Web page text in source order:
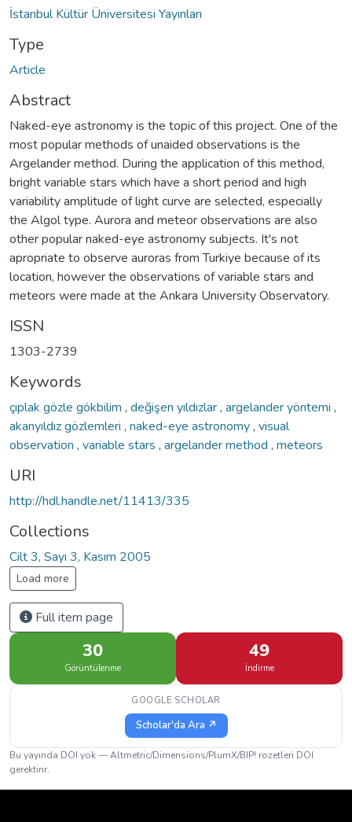
İstanbul Kültür Üniversitesi Yayınları
Type
Article
Abstract
Naked-eye astronomy is the topic of this project. One of the
most popular methods of unaided observations is the
Argelander method. During the application of this method,
bright variable stars which have a short period and high
variability amplitude of light curve are selected, especially
the Algol type. Aurora and meteor observations are also
other popular naked-eye astronomy subjects. It's not
apropriate to observe auroras from Turkiye because of its
location, however the observations of variable stars and
meteors were made at the Ankara University Observatory.
ISSN
1303-2739
Keywords
çıplak gözle gökbilim , değişen yıldızlar, argelander yöntemi ,
akanyıldız gözlemleri , naked-eye astronomy, visual
observation , variable stars , argelander method , meteors
URI
http://hdl.handle.net/11413/335
Collections
Cilt 3, Sayı 3, Kasım 2005
Load more
Full item page
30
Görüntülenme
49
İndirme
GOOGLE SCHOLAR
Scholar'da Ara ↗
Bu yayında DOI yok — Altmetric/Dimensions/PlumX/BIP! rozetleri DOI
gerektirir.